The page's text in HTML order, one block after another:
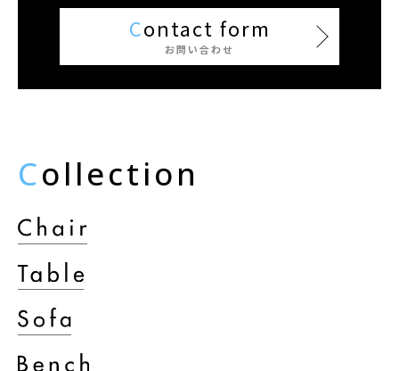
Contact form
お問い合わせ
Collection